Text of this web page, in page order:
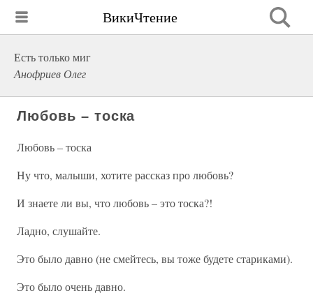
ВикиЧтение
Есть только миг
Анофриев Олег
Любовь – тоска
Любовь – тоска
Ну что, малыши, хотите рассказ про любовь?
И знаете ли вы, что любовь – это тоска?!
Ладно, слушайте.
Это было давно (не смейтесь, вы тоже будете стариками).
Это было очень давно.